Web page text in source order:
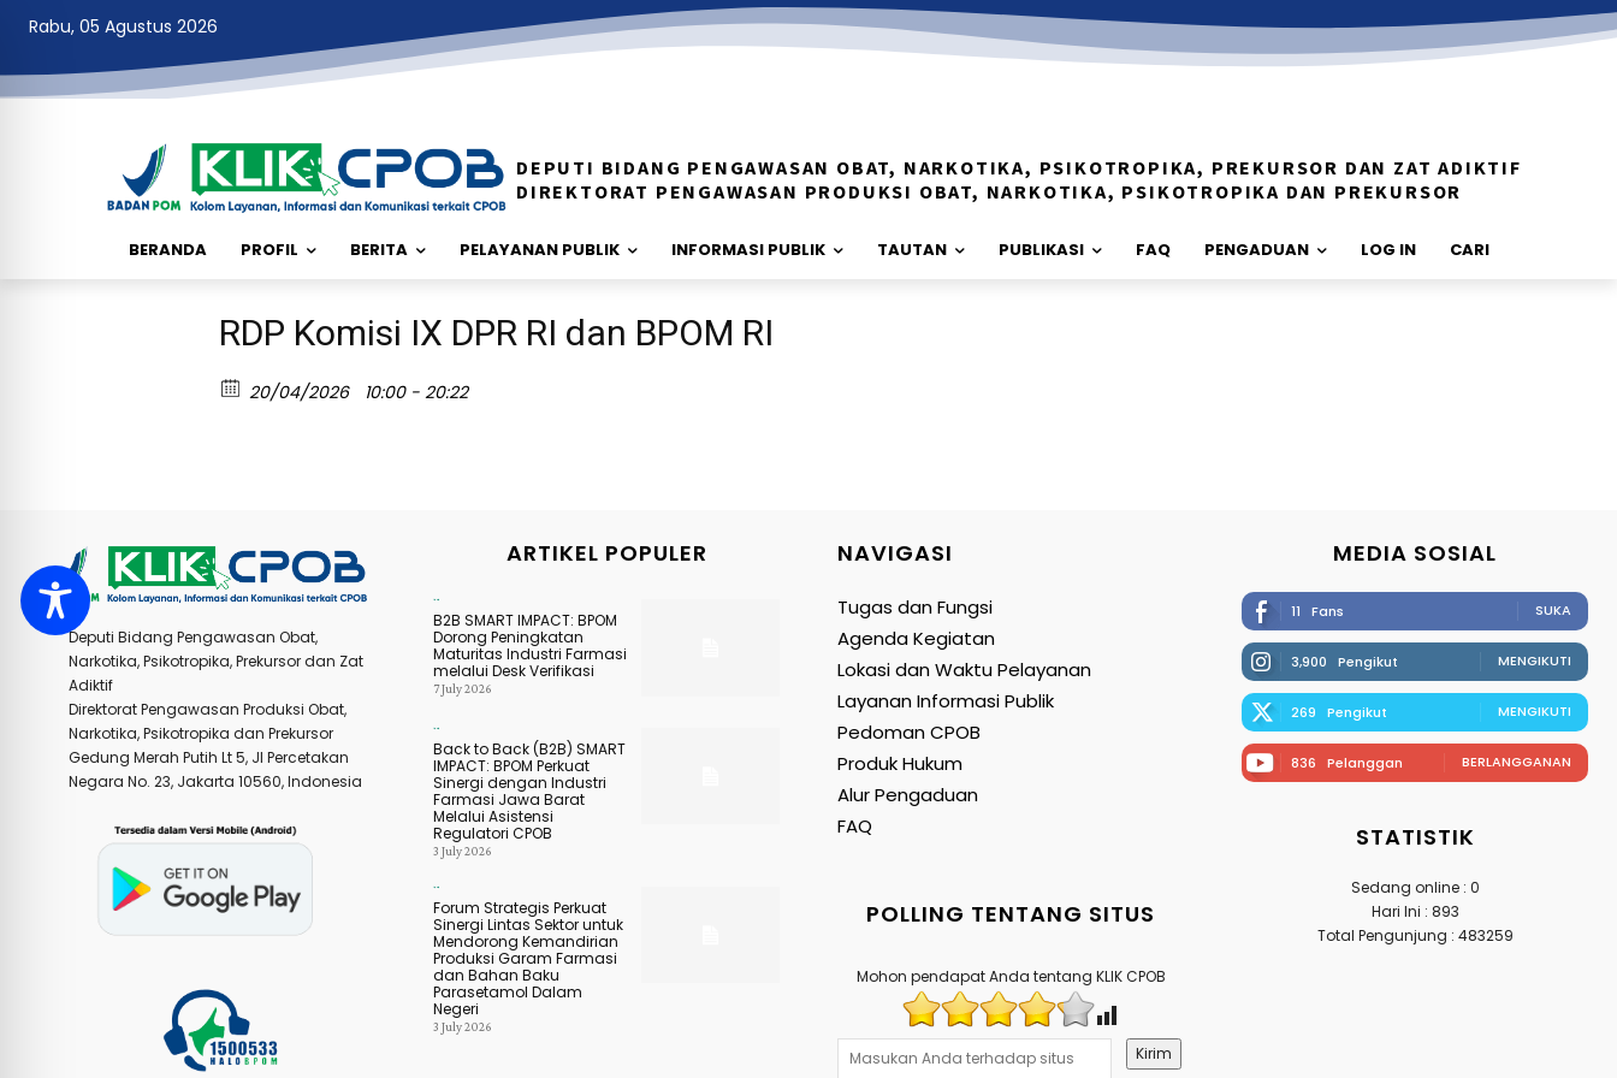
Rabu, 05 Agustus 2026
DEPUTI BIDANG PENGAWASAN OBAT, NARKOTIKA, PSIKOTROPIKA, PREKURSOR DAN ZAT ADIKTIF
DIREKTORAT PENGAWASAN PRODUKSI OBAT, NARKOTIKA, PSIKOTROPIKA DAN PREKURSOR
BERANDA PROFIL BERITA PELAYANAN PUBLIK INFORMASI PUBLIK TAUTAN PUBLIKASI FAQ PENGADUAN LOG IN CARI
RDP Komisi IX DPR RI dan BPOM RI
20/04/2026 10:00 - 20:22
Deputi Bidang Pengawasan Obat,
Narkotika, Psikotropika, Prekursor dan Zat
Adiktif
Direktorat Pengawasan Produksi Obat,
Narkotika, Psikotropika dan Prekursor
Gedung Merah Putih Lt 5, Jl Percetakan
Negara No. 23, Jakarta 10560, Indonesia
ARTIKEL POPULER
B2B SMART IMPACT: BPOM
Dorong Peningkatan
Maturitas Industri Farmasi
melalui Desk Verifikasi
7 July 2026
Back to Back (B2B) SMART
IMPACT: BPOM Perkuat
Sinergi dengan Industri
Farmasi Jawa Barat
Melalui Asistensi
Regulatori CPOB
3 July 2026
Forum Strategis Perkuat
Sinergi Lintas Sektor untuk
Mendorong Kemandirian
Produksi Garam Farmasi
dan Bahan Baku
Parasetamol Dalam
Negeri
3 July 2026
NAVIGASI
Tugas dan Fungsi
Agenda Kegiatan
Lokasi dan Waktu Pelayanan
Layanan Informasi Publik
Pedoman CPOB
Produk Hukum
Alur Pengaduan
FAQ
POLLING TENTANG SITUS
Mohon pendapat Anda tentang KLIK CPOB
Kirim
MEDIA SOSIAL
11 Fans SUKA
3,900 Pengikut MENGIKUTI
269 Pengikut MENGIKUTI
836 Pelanggan BERLANGGANAN
STATISTIK
Sedang online : 0
Hari Ini : 893
Total Pengunjung : 483259